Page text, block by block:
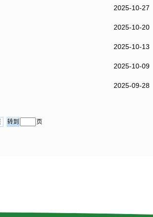
2025-10-27
2025-10-20
2025-10-13
2025-10-09
2025-09-28
页